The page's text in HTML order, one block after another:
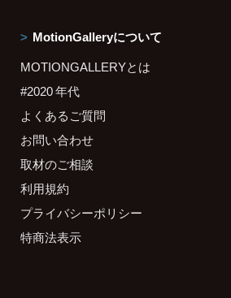
MotionGalleryについて
MOTIONGALLERYとは
#2020 年代
よくあるご質問
お問い合わせ
取材のご相談
利用規約
プライバシーポリシー
特商法表示